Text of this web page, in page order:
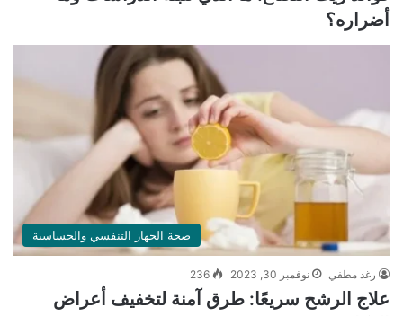
أضراره؟
صحة الجهاز التنفسي والحساسية
رغد مطفي نوفمبر 30, 2023 236
علاج الرشح سريعًا: طرق آمنة لتخفيف أعراض